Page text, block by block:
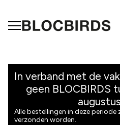
BLOCBIRDS
In verband met de
geen BLOCBIRDS
Alle bestellingen in deze periode
verzonden worden.